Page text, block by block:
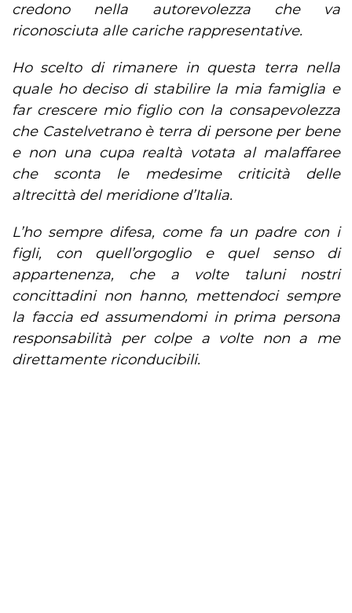
credono nella autorevolezza che va
riconosciuta alle cariche rappresentative.
Ho scelto di rimanere in questa terra nella
quale ho deciso di stabilire la mia famiglia e
far crescere mio figlio con la consapevolezza
che Castelvetrano è terra di persone per bene
e non una cupa realtà votata al malaffaree
che sconta le medesime criticità delle
altrecittà del meridione d’Italia.
L’ho sempre difesa, come fa un padre con i
figli, con quell’orgoglio e quel senso di
appartenenza, che a volte taluni nostri
concittadini non hanno, mettendoci sempre
la faccia ed assumendomi in prima persona
responsabilità per colpe a volte non a me
direttamente riconducibili.